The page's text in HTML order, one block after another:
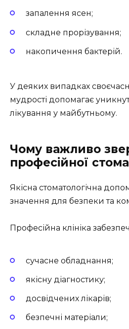
запалення ясен;
складне прорізування;
накопичення бактерій.
У деяких випадках
мудрості допомагає
лікування у майбутньому.
Чому важливо
професійної
Якісна стоматологічна
значення для безпеки та
Професійна клініка
сучасне обладнання;
якісну діагностику;
досвідчених лікарів;
безпечні матеріали;